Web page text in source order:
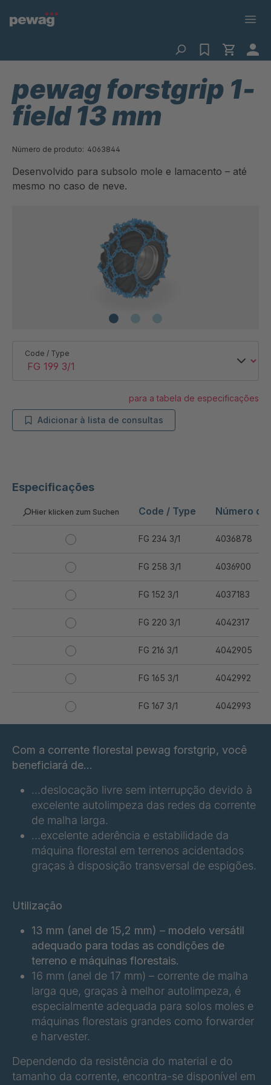
pewag forstgrip 1-
field 13 mm
Número de produto: 4063844
Desenvolvido para subsolo mole e lamacento – até
mesmo no caso de neve.
Especificações
Hier klicken zum Suchen Code / Type Número
FG 234 3/1 4036878
FG 258 3/1 4036900
FG 152 3/1 4037183
FG 220 3/1 4042317
FG 216 3/1 4042905
FG 165 3/1 4042992
FG 167 3/1 4042993
FG 180 3/1 4042996
FG 187 3/1 4042998
FG 188 3/1 4043004
FG 192 3/1 4043009
FG 201 3/1
FG 202 3/1 4043019
FG 205 3/1 4043020
FG 210 3/1 4043023
Com a corrente florestal pewag forstgrip, você
beneficiará de...
…deslocação livre sem interrupção devido à
excelente autolimpeza das redes da corrente
de malha larga.
…excelente aderência e estabilidade da
máquina florestal em terrenos acidentados
graças à disposição transversal de espigões.
Utilização
13 mm (anel de 15,2 mm) – modelo versátil
adequado para todas as condições de
terreno e máquinas florestais.
16 mm (anel de 17 mm) – corrente de malha
larga que, graças à melhor autolimpeza, é
especialmente adequada para solos moles e
máquinas florestais grandes como forwarder
e harvester.
Dependendo da resistência do material e do
tamanho da corrente, encontra-se disponível em
Code / Type
para a tabela de especificações
Adicionar à lista de consultas